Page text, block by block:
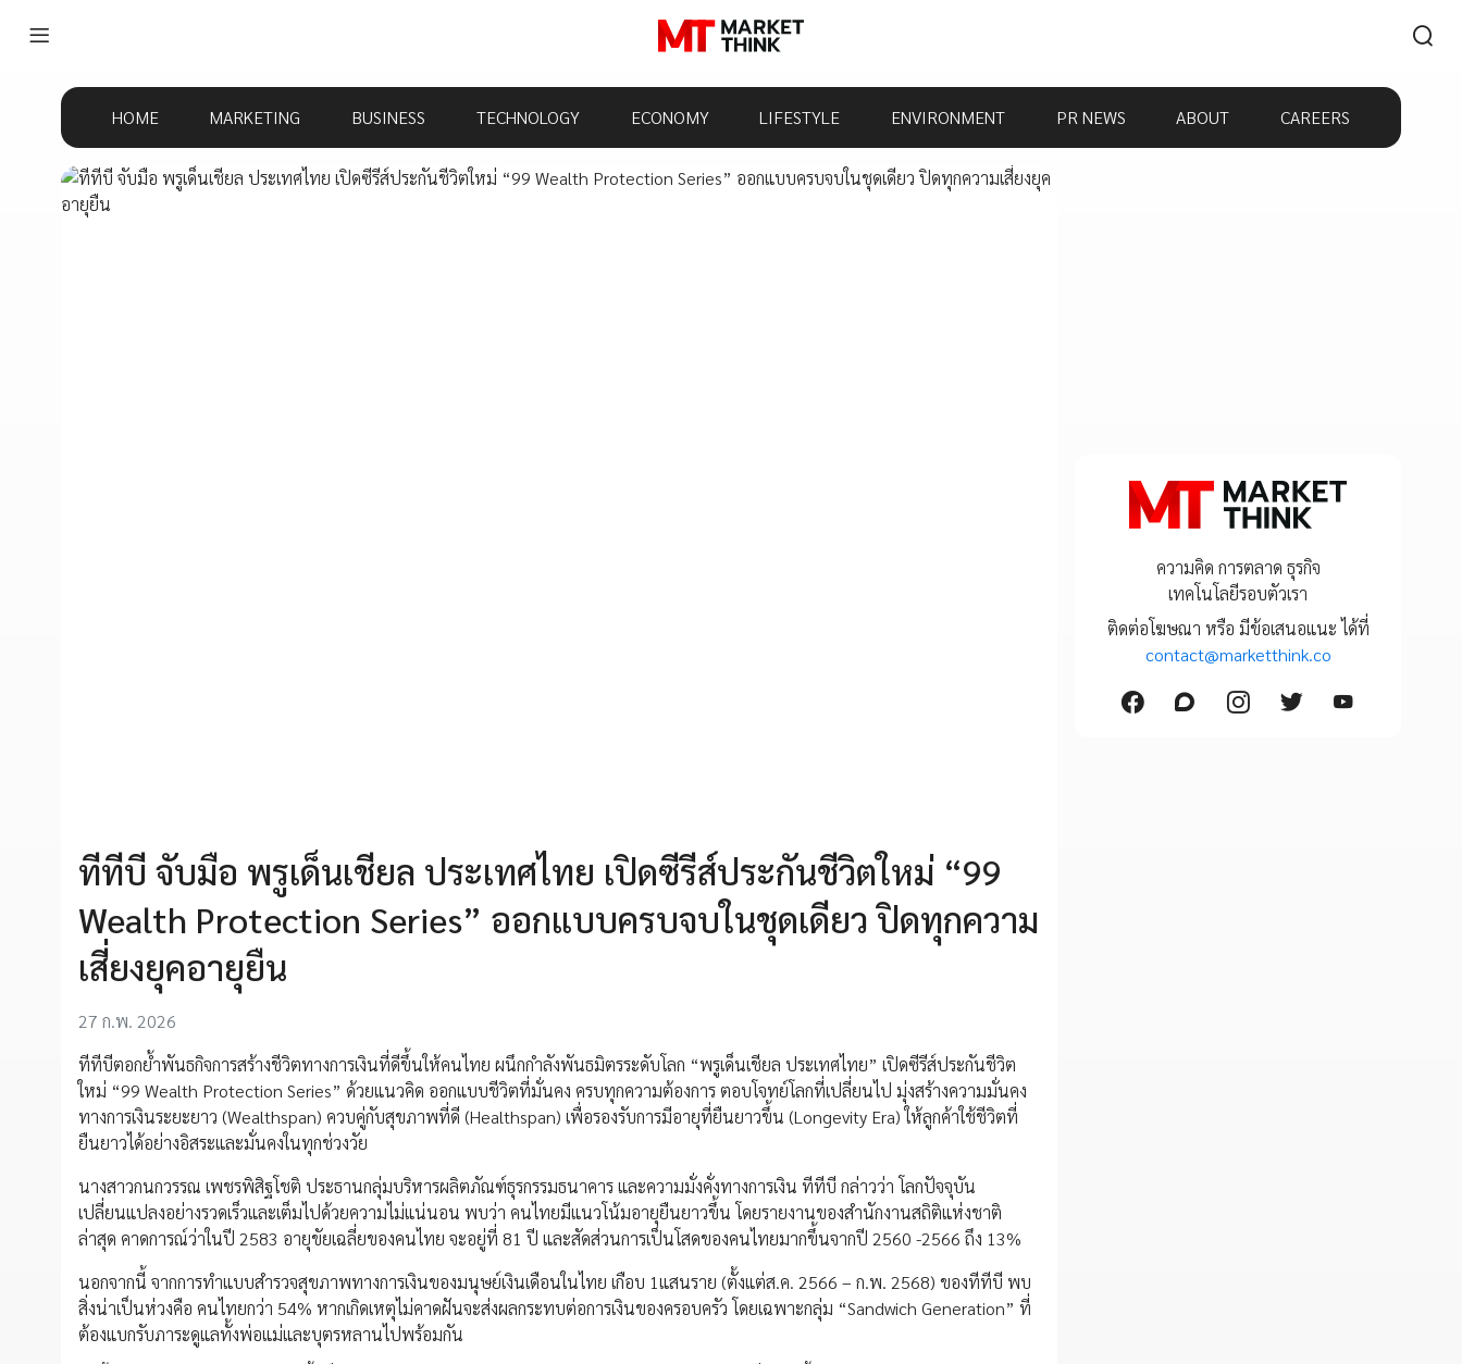
HOME MARKETING BUSINESS TECHNOLOGY ECONOMY LIFESTYLE ENVIRONMENT PR NEWS ABOUT CAREERS
ทีทีบี จับมือ พรูเด็นเชียล ประเทศไทย เปิดซีรีส์ประกันชีวิตใหม่ “99
Wealth Protection Series” ออกแบบครบจบในชุดเดียว ปิดทุกความ
เสี่ยงยุคอายุยืน
27 ก.พ. 2026
ทีทีบีตอกย้ำพันธกิจการสร้างชีวิตทางการเงินที่ดีขึ้นให้คนไทย ผนึกกำลังพันธมิตรระดับโลก “พรูเด็นเชียล ประเทศไทย” เปิดซีรีส์ประกันชีวิต
ใหม่ “99 Wealth Protection Series” ด้วยแนวคิด ออกแบบชีวิตที่มั่นคง ครบทุกความต้องการ ตอบโจทย์โลกที่เปลี่ยนไป มุ่งสร้างความมั่นคง
ทางการเงินระยะยาว (Wealthspan) ควบคู่กับสุขภาพที่ดี (Healthspan) เพื่อรองรับการมีอายุที่ยืนยาวขึ้น (Longevity Era) ให้ลูกค้าใช้ชีวิตที่
ยืนยาวได้อย่างอิสระและมั่นคงในทุกช่วงวัย
นางสาวกนกวรรณ เพชรพิสิฐโชติ ประธานกลุ่มบริหารผลิตภัณฑ์ธุรกรรมธนาคาร และความมั่งคั่งทางการเงิน ทีทีบี กล่าวว่า โลกปัจจุบัน
เปลี่ยนแปลงอย่างรวดเร็วและเต็มไปด้วยความไม่แน่นอน พบว่า คนไทยมีแนวโน้มอายุยืนยาวขึ้น โดยรายงานของสำนักงานสถิติแห่งชาติ
ล่าสุด คาดการณ์ว่าในปี 2583 อายุขัยเฉลี่ยของคนไทย จะอยู่ที่ 81 ปี และสัดส่วนการเป็นโสดของคนไทยมากขึ้นจากปี 2560 -2566 ถึง 13%
นอกจากนี้ จากการทำแบบสำรวจสุขภาพทางการเงินของมนุษย์เงินเดือนในไทย เกือบ 1แสนราย (ตั้งแต่ส.ค. 2566 – ก.พ. 2568) ของทีทีบี พบ
สิ่งน่าเป็นห่วงคือ คนไทยกว่า 54% หากเกิดเหตุไม่คาดฝันจะส่งผลกระทบต่อการเงินของครอบครัว โดยเฉพาะกลุ่ม “Sandwich Generation” ที่
ต้องแบกรับภาระดูแลทั้งพ่อแม่และบุตรหลานไปพร้อมกัน
ความคิด การตลาด ธุรกิจ
เทคโนโลยีรอบตัวเรา
ติดต่อโฆษณา หรือ มีข้อเสนอแนะ ได้ที่
contact@marketthink.co